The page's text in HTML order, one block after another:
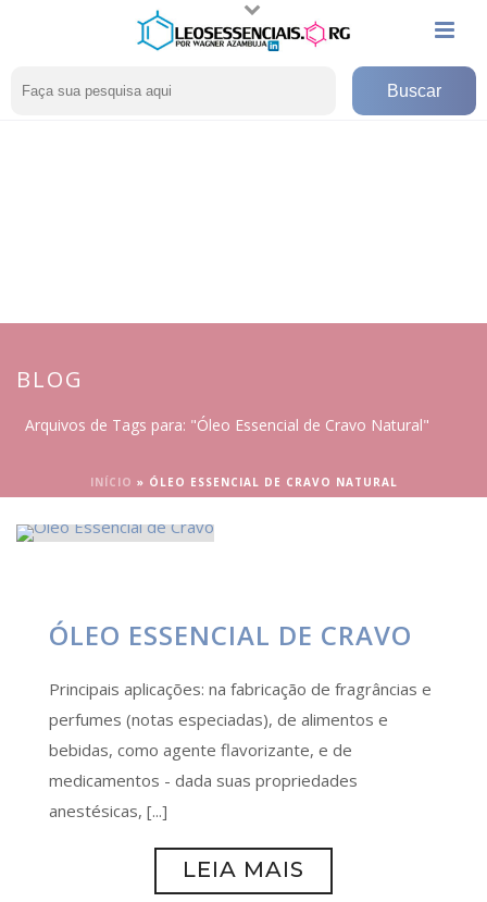
BLOG
Arquivos de Tags para: "Óleo Essencial de Cravo Natural"
INÍCIO » ÓLEO ESSENCIAL DE CRAVO NATURAL
ÓLEO ESSENCIAL DE CRAVO
Principais aplicações: na fabricação de fragrâncias e
perfumes (notas especiadas), de alimentos e
bebidas, como agente flavorizante, e de
medicamentos - dada suas propriedades
anestésicas, [...]
LEIA MAIS